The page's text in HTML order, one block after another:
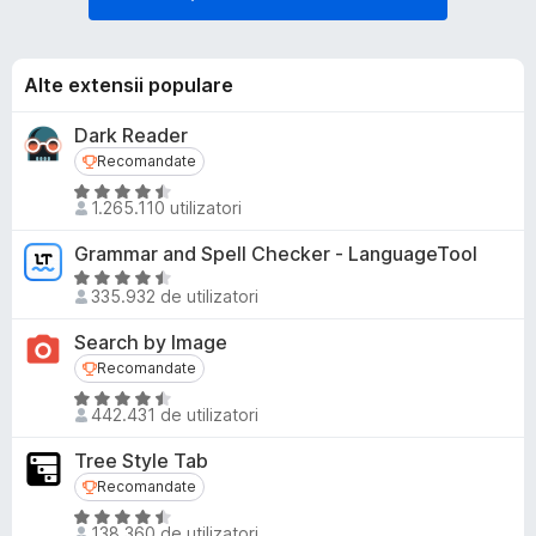
Alte extensii populare
Dark Reader
Recomandate
Recomandate
E
v
a
l
u
t
(
ă
)
u
4
,
1.265.110 utilizatori
Grammar and Spell Checker - LanguageTool
E
v
a
u
a
(
ă
c
335.932 de utilizatori
Search by Image
Recomandate
Recomandate
E
v
a
l
u
a
442.431 de utilizatori
Tree Style Tab
Recomandate
Recomandate
E